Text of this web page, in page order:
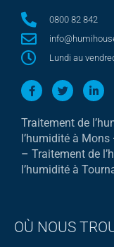
0800 82 842
Lundi au
Traitement de
l’humidité à Mons
– Traitement de
l’humidité à
OÙ NOUS